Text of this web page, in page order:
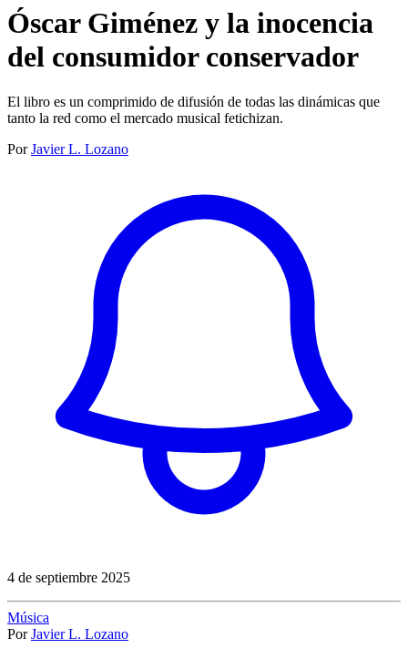
Óscar Giménez y la inocencia
del consumidor conservador
El libro es un comprimido de difusión de todas las dinámicas que
tanto la red como el mercado musical fetichizan.
Por Javier L. Lozano
4 de septiembre 2025
Música
Por Javier L. Lozano